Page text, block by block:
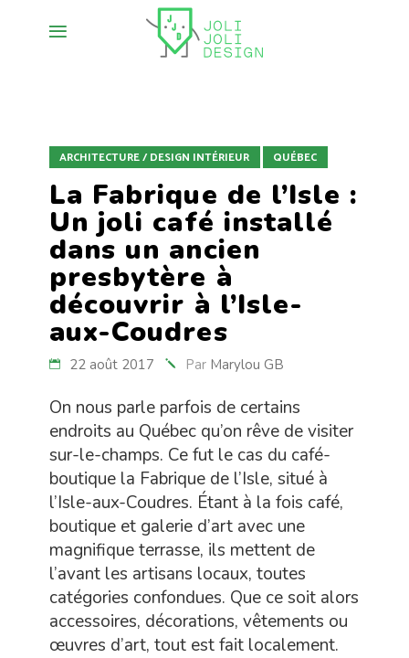
ARCHITECTURE / DESIGN INTÉRIEUR QUÉBEC
La Fabrique de l’Isle :
Un joli café installé
dans un ancien
presbytère à
découvrir à l’Isle-
aux-Coudres
22 août 2017 Par Marylou GB
On nous parle parfois de certains
endroits au Québec qu’on rêve de visiter
sur-le-champs. Ce fut le cas du café-
boutique la Fabrique de l’Isle, situé à
l’Isle-aux-Coudres. Étant à la fois café,
boutique et galerie d’art avec une
magnifique terrasse, ils mettent de
l’avant les artisans locaux, toutes
catégories confondues. Que ce soit alors
accessoires, décorations, vêtements ou
œuvres d’art, tout est fait localement.